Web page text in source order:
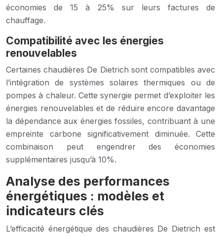
économies de 15 à 25% sur leurs factures de
chauffage.
Compatibilité avec les énergies
renouvelables
Certaines chaudières De Dietrich sont compatibles avec
l’intégration de systèmes solaires thermiques ou de
pompes à chaleur. Cette synergie permet d’exploiter les
énergies renouvelables et de réduire encore davantage
la dépendance aux énergies fossiles, contribuant à une
empreinte carbone significativement diminuée. Cette
combinaison peut engendrer des économies
supplémentaires jusqu’à 10%.
Analyse des performances
énergétiques : modèles et
indicateurs clés
L’efficacité énergétique des chaudières De Dietrich est